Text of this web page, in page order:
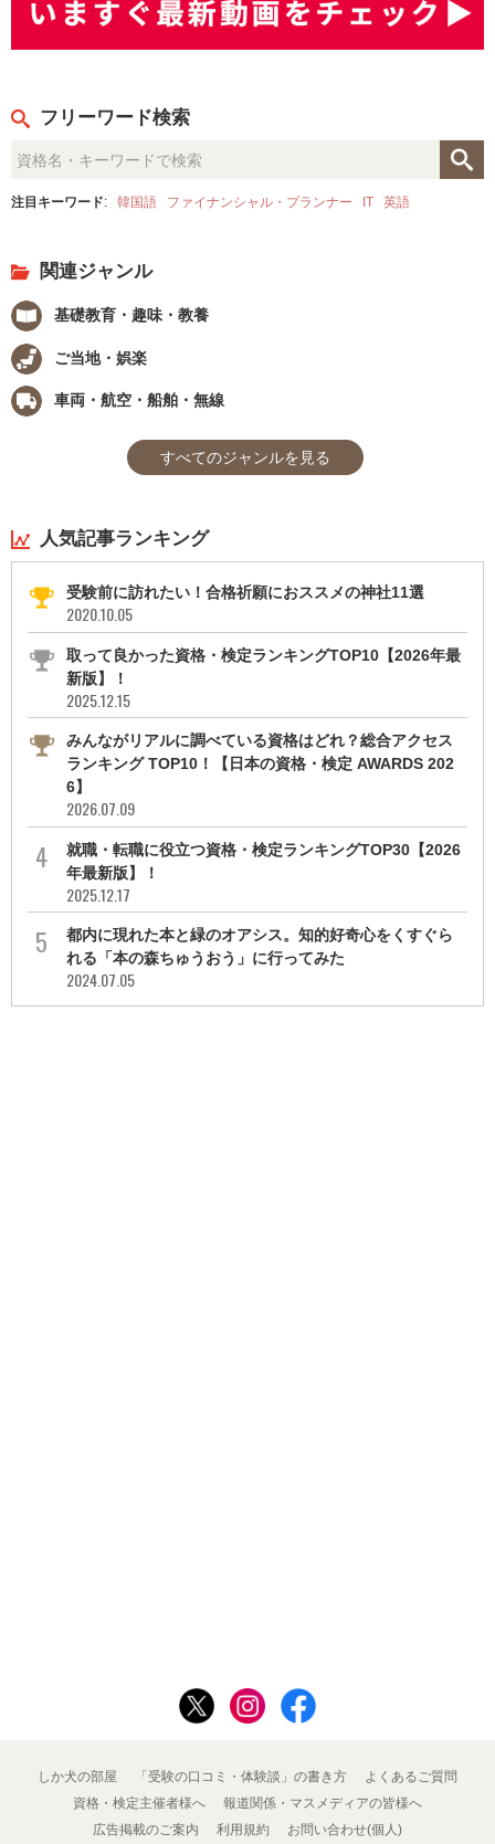
フリーワード検索
注目キーワード: 韓国語 ファイナンシャル・プランナー IT 英語
関連ジャンル
基礎教育・趣味・教養
ご当地・娯楽
車両・航空・船舶・無線
すべてのジャンルを見る
人気記事ランキング
受験前に訪れたい！合格祈願におススメの神社11選
2020.10.05
取って良かった資格・検定ランキングTOP10【2026年最
新版】！
2025.12.15
みんながリアルに調べている資格はどれ？総合アクセス
ランキング TOP10！【日本の資格・検定 AWARDS 202
6】
2026.07.09
就職・転職に役立つ資格・検定ランキングTOP30【2026
年最新版】！
2025.12.17
都内に現れた本と緑のオアシス。知的好奇心をくすぐら
れる「本の森ちゅうおう」に行ってみた
2024.07.05
しか犬の部屋 「受験の口コミ・体験談」の書き方
よくあるご質問
資格・検定主催者様へ
報道関係・マスメディアの皆様へ
広告掲載のご案内
利用規約 お問い合わせ(個人)